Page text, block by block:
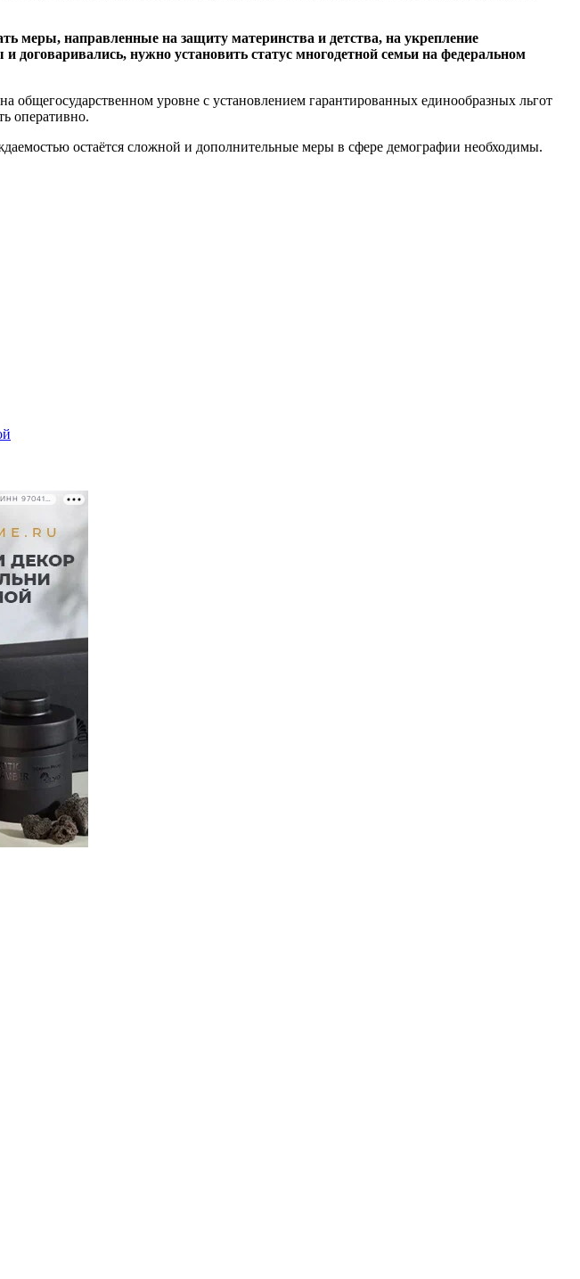
меры, направленные на защиту материнства и детства, на укрепление
нужно установить статус многодетной семьи на федеральном
общегосударственном уровне с установлением гарантированных единообразных льгот
оперативно.
остаётся сложной и дополнительные меры в сфере демографии необходимы.
РЕКЛАМА • ООО «ДРУЖБА» ИНН 9704146411